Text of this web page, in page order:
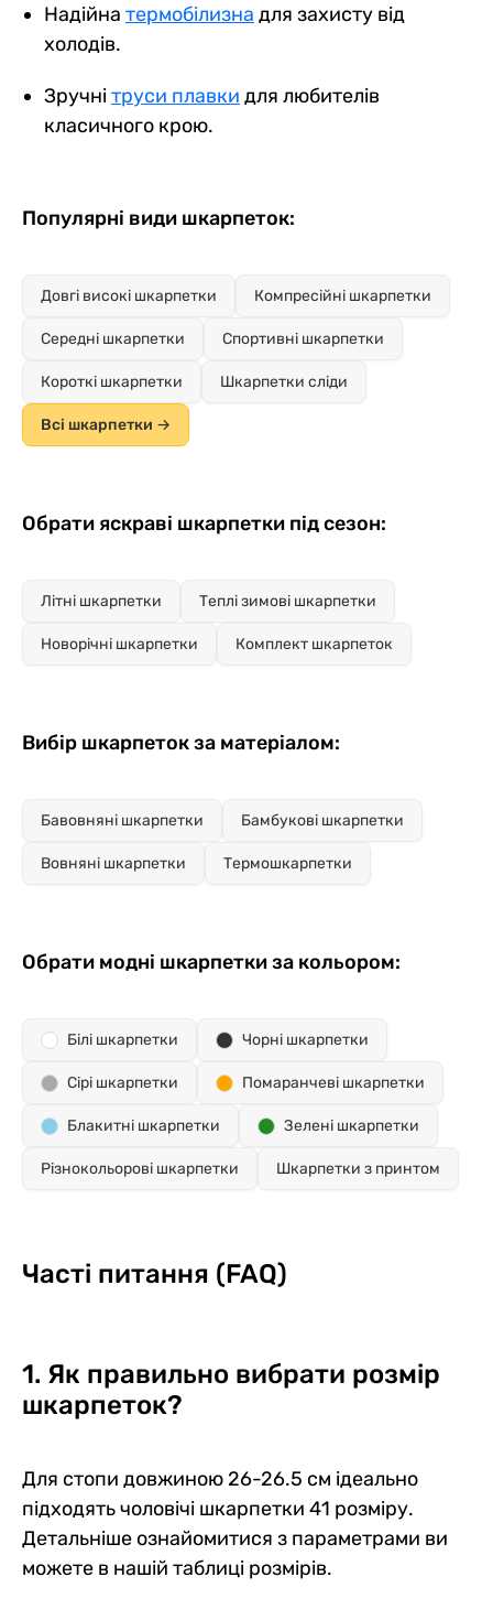
Надійна термобілизна для захисту від
холодів.
Зручнітруси плавки для любителів
класичного крою.
Популярні види шкарпеток:
Довгі високі шкарпетки Компресійні шкарпетки
Середні шкарпетки Спортивні шкарпетки
Короткі шкарпетки Шкарпетки сліди
Всі шкарпетки →
Обрати яскраві шкарпетки під сезон:
Літні шкарпетки Теплі зимові шкарпетки
Новорічні шкарпетки Комплект шкарпеток
Вибір шкарпеток за матеріалом:
Бавовняні шкарпетки Бамбукові шкарпетки
Вовняні шкарпетки Термошкарпетки
Обрати модні шкарпетки за кольором:
Білі шкарпетки Чорні шкарпетки
Сірі шкарпетки Помаранчеві шкарпетки
Блакитні шкарпетки Зелені шкарпетки
Різнокольорові шкарпетки Шкарпетки з принтом
Часті питання (FAQ)
1. Як правильно вибрати розмір
шкарпеток?
Для стопи довжиною 26-26.5 см ідеально
підходять чоловічі шкарпетки 41 розміру.
Детальніше ознайомитися з параметрами ви
можете в нашій таблиці розмірів.